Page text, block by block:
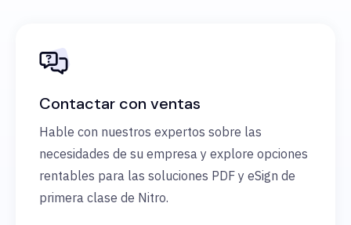
Contactar con ventas
Hable con nuestros expertos sobre las
necesidades de su empresa y explore opciones
rentables para las soluciones PDF y eSign de
primera clase de Nitro.